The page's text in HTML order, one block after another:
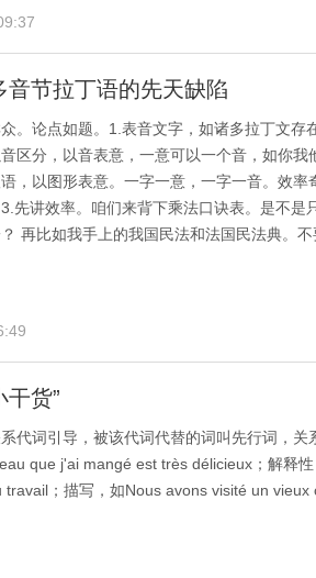
音节拉丁语的先天缺陷
。论点如题。1.表音文字，如诸多拉丁文存
区分，以音表意，一意可以一个音，如你
，以图形表意。一字一意，一字一音。效
先讲效率。咱们来背下乘法口诀表。是不是
再比如我手上的我国民法和法国民法典。
干货”
代词引导，被该代词代替的词叫先行词，
que j'ai mangé est très délicieux；解释
；描写，如Nous avons visité un